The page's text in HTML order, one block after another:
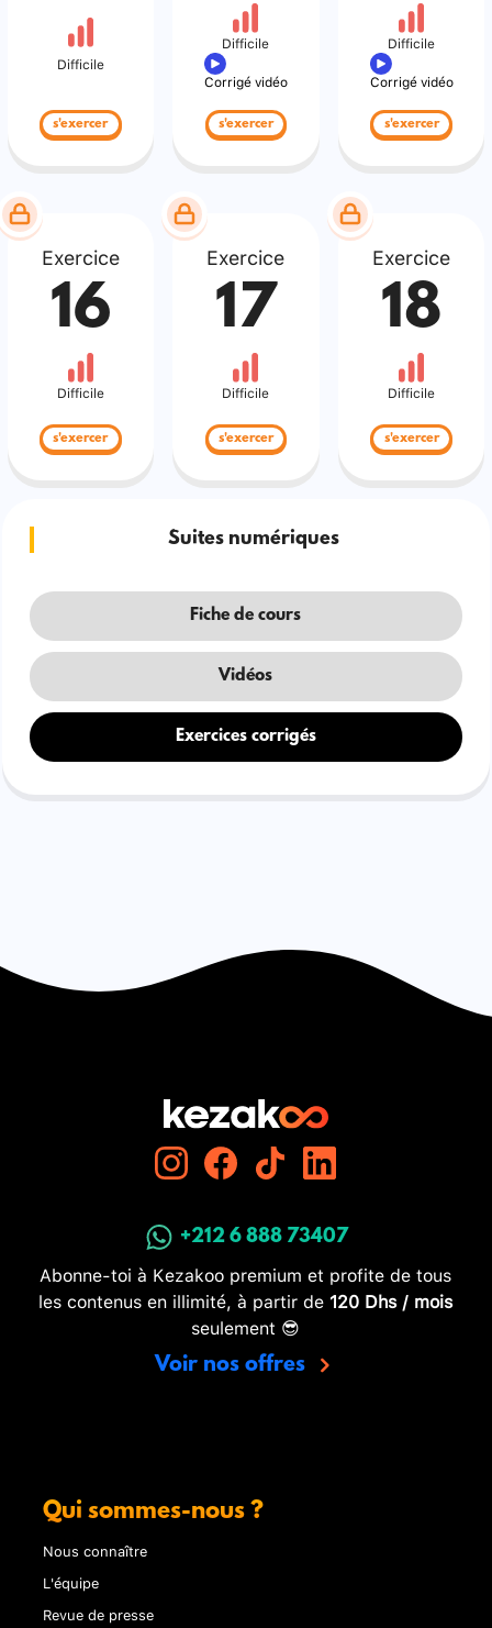
Difficile
s'exercer
Difficile
Corrigé vidéo
s'exercer
Difficile
Corrigé vidéo
s'exercer
Exercice
16
Difficile
s'exercer
Exercice
17
Difficile
s'exercer
Exercice
18
Difficile
s'exercer
Suites numériques
Fiche de cours
Vidéos
Exercices corrigés
+212 6 888 73407
Abonne-toi à Kezakoo premium et profite de tous
les contenus en illimité, à partir de 120 Dhs / mois
seulement 😎
Voir nos offres
Qui sommes-nous ?
Nous connaître
L'équipe
Revue de presse